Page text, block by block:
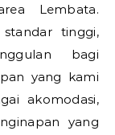
Lembata.
tinggi,
bagi
yang kami
akomodasi,
yang